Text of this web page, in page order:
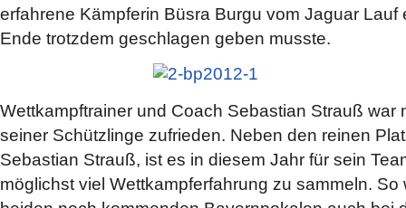
erfahrene Kämpferin Büsra Burgu vom Jaguar Lauf
Ende trotzdem geschlagen geben musste.
Wettkampftrainer und Coach Sebastian Strauß war
seiner Schützlinge zufrieden. Neben den reinen
Sebastian Strauß, ist es in diesem Jahr für sein
möglichst viel Wettkampferfahrung zu sammeln.